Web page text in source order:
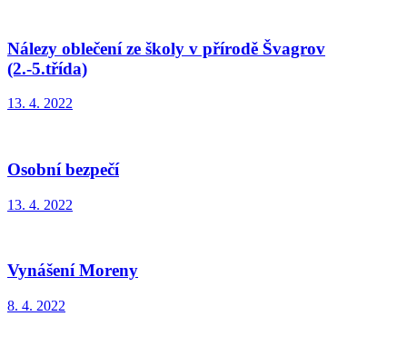
Nálezy oblečení ze školy v přírodě Švagrov
(2.-5.třída)
13. 4. 2022
Osobní bezpečí
13. 4. 2022
Vynášení Moreny
8. 4. 2022